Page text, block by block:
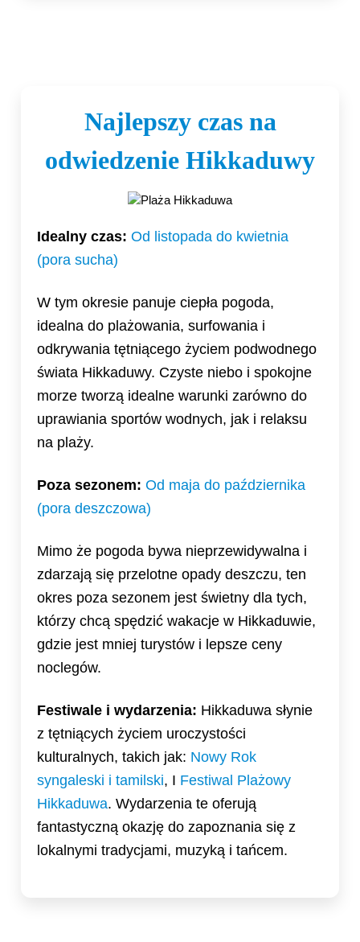
Najlepszy czas na
odwiedzenie Hikkaduwy
Idealny czas: Od listopada do kwietnia
(pora sucha)
W tym okresie panuje ciepła pogoda,
idealna do plażowania, surfowania i
odkrywania tętniącego życiem podwodnego
świata Hikkaduwy. Czyste niebo i spokojne
morze tworzą idealne warunki zarówno do
uprawiania sportów wodnych, jak i relaksu
na plaży.
Poza sezonem: Od maja do października
(pora deszczowa)
Mimo że pogoda bywa nieprzewidywalna i
zdarzają się przelotne opady deszczu, ten
okres poza sezonem jest świetny dla tych,
którzy chcą spędzić wakacje w Hikkaduwie,
gdzie jest mniej turystów i lepsze ceny
noclegów.
Festiwale i wydarzenia: Hikkaduwa słynie
z tętniących życiem uroczystości
kulturalnych, takich jak: Nowy Rok
syngaleski i tamilski, I Festiwal Plażowy
Hikkaduwa. Wydarzenia te oferują
fantastyczną okazję do zapoznania się z
lokalnymi tradycjami, muzyką i tańcem.